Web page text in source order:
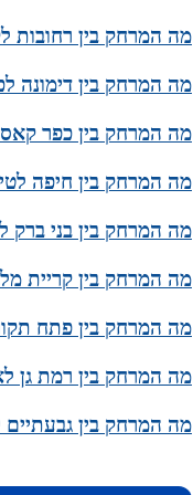
מה המרחק בין רחובות
מה המרחק בין דימונה
מה המרחק בין כפר
מה המרחק בין חיפה
מה המרחק בין בני ברק
מה המרחק בין קריית
מה המרחק בין פתח
מה המרחק בין רמת גן
מה המרחק בין גבעתיים